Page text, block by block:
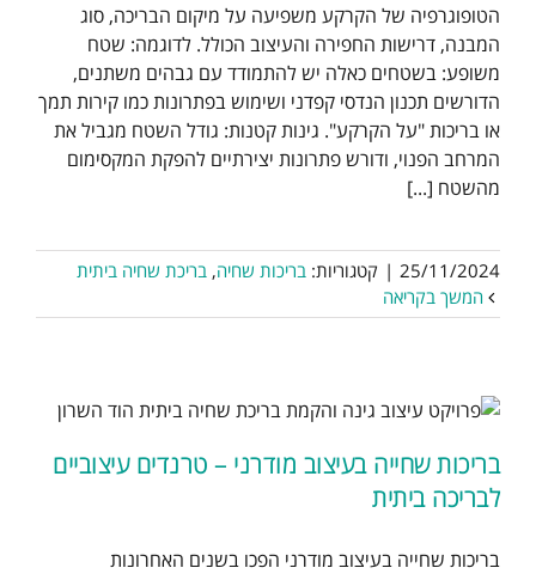
הטופוגרפיה של הקרקע משפיעה על מיקום הבריכה, סוג
המבנה, דרישות החפירה והעיצוב הכולל. לדוגמה: שטח
משופע: בשטחים כאלה יש להתמודד עם גבהים משתנים,
הדורשים תכנון הנדסי קפדני ושימוש בפתרונות כמו קירות תמך
או בריכות "על הקרקע". גינות קטנות: גודל השטח מגביל את
המרחב הפנוי, ודורש פתרונות יצירתיים להפקת המקסימום
מהשטח [...]
25/11/2024
| קטגוריות: בריכות שחיה, בריכת שחיה ביתית
המשך בקריאה
בריכות שחייה בעיצוב מודרני – טרנדים עיצוביים
לבריכה ביתית
בריכות שחייה בעיצוב מודרני הפכו בשנים האחרונות